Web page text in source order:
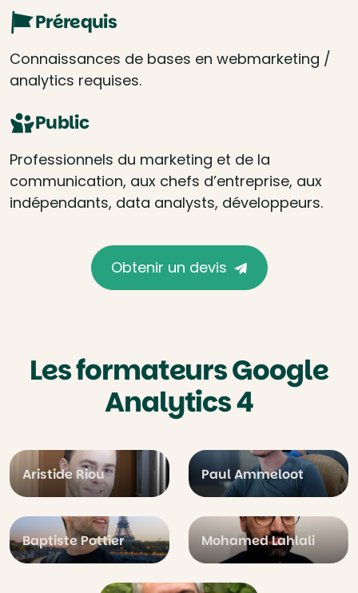
Prérequis
Connaissances de bases en webmarketing /
analytics requises.
Public
Professionnels du marketing et de la
communication, aux chefs d’entreprise, aux
indépendants, data analysts, développeurs.
Obtenir un devis
Les formateurs Google
Analytics 4
Aristide Riou Paul Ammeloot
Baptiste Pottier Mohamed Lahlali